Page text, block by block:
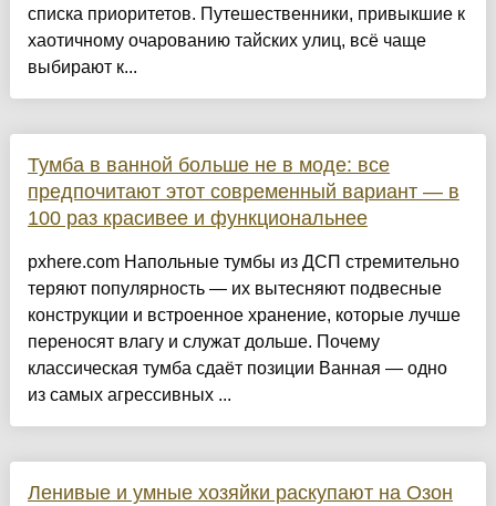
списка приоритетов. Путешественники, привыкшие к
хаотичному очарованию тайских улиц, всё чаще
выбирают к...
Тумба в ванной больше не в моде: все
предпочитают этот современный вариант — в
100 раз красивее и функциональнее
pxhere.com Напольные тумбы из ДСП стремительно
теряют популярность — их вытесняют подвесные
конструкции и встроенное хранение, которые лучше
переносят влагу и служат дольше. Почему
классическая тумба сдаёт позиции Ванная — одно
из самых агрессивных ...
Ленивые и умные хозяйки раскупают на Озон